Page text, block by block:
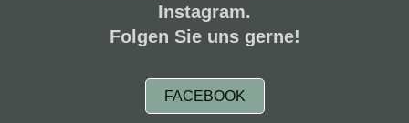
Instagram.
Folgen Sie uns gerne!
FACEBOOK